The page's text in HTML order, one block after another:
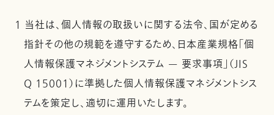
1 当社は、個人情報の取扱いに関する法令、国が定める
指針その他の規範を遵守するため、日本産業規格「個
人情報保護マネジメントシステム — 要求事項」（JIS
Q 15001）に準拠した個人情報保護マネジメントシス
テムを策定し、適切に運用いたします。